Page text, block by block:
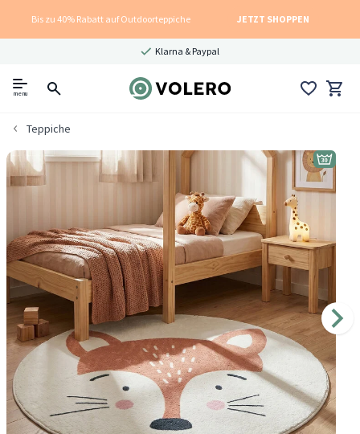
Bis zu 40% Rabatt auf Outdoorteppiche JETZT SHOPPEN
Klarna & Paypal
menu
Teppiche